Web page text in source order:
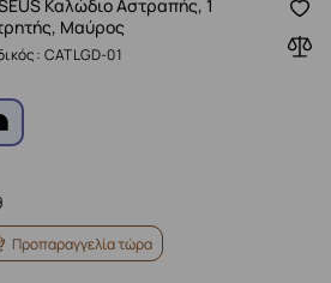
Καλώδιο Αστραπής, 1
Μαύρος
CATLGD-01
Προπαραγγελία τώρα